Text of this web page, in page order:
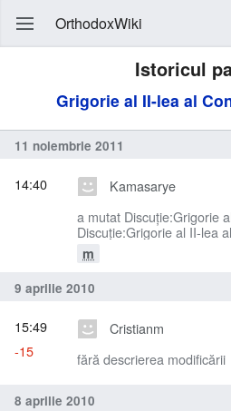
OrthodoxWiki
Istoricul
Grigorie al II-lea al
11 noiembrie 2011
Kamasarye
a mutat Discuţie:Grigorie
Discuţie:Grigorie al II-lea
uniformizare
m
14:40
9 aprilie 2010
Cristianm
fără descrierea modificării
15:49
-15
8 aprilie 2010